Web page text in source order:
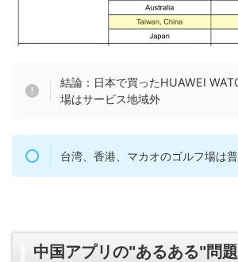
結論：日本で買ったHUAWEI
場はサービス地域外
台湾、香港、マカオのゴルフ場は
中国アプリの"あるある"問題